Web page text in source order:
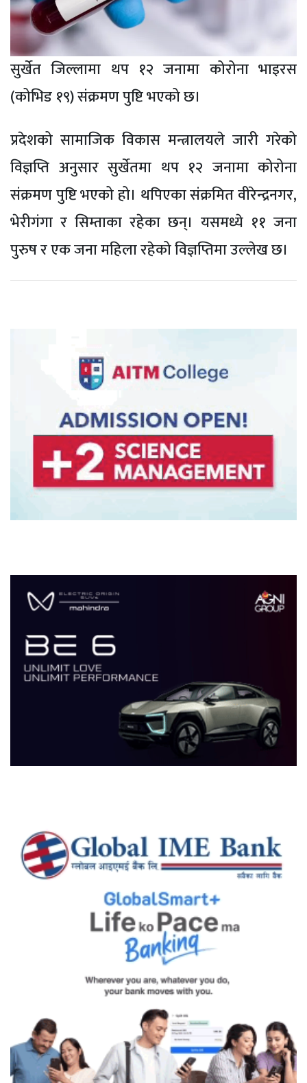
सुर्खेत जिल्लामा थप १२ जनामा कोरोना भाइरस
(कोभिड १९) संक्रमण पुष्टि भएको छ।
प्रदेशको सामाजिक विकास मन्त्रालयले जारी गरेको
विज्ञप्ति अनुसार सुर्खेतमा थप १२ जनामा कोरोना
संक्रमण पुष्टि भएको हो। थपिएका संक्रमित वीरेन्द्रनगर,
भेरीगंगा र सिम्ताका रहेका छन्। यसमध्ये ११ जना
पुरुष र एक जना महिला रहेको विज्ञप्तिमा उल्लेख छ।